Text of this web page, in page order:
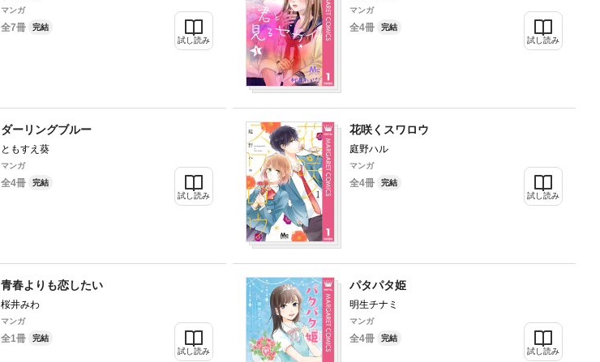
マンガ
全7冊
完結
試し読み
マンガ
全4冊
完結
試し読み
ダーリングブルー
ともすえ葵
マンガ
全4冊
完結
試し読み
花咲くスワロウ
庭野ハル
マンガ
全4冊
完結
試し読み
青春よりも恋したい
桜井みわ
マンガ
全1冊
完結
試し読み
パタパタ姫
明生チナミ
マンガ
全4冊
完結
試し読み